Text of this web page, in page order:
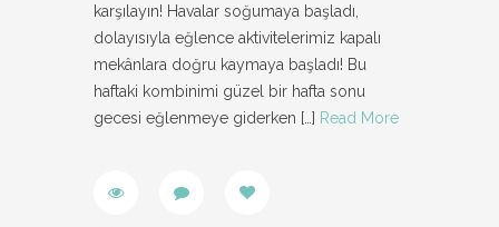
karşılayın! Havalar soğumaya başladı,
dolayısıyla eğlence aktivitelerimiz kapalı
mekânlara doğru kaymaya başladı! Bu
haftaki kombinimi güzel bir hafta sonu
gecesi eğlenmeye giderken […] Read More